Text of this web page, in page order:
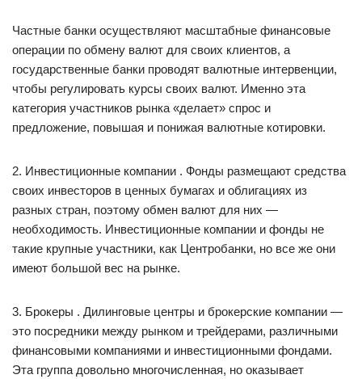
Частные банки осуществляют масштабные финансовые
операции по обмену валют для своих клиентов, а
государственные банки проводят валютные интервенции,
чтобы регулировать курсы своих валют. Именно эта
категория участников рынка «делает» спрос и
предложение, повышая и понижая валютные котировки.
2. Инвестиционные компании . Фонды размещают средства
своих инвесторов в ценных бумагах и облигациях из
разных стран, поэтому обмен валют для них —
необходимость. Инвестиционные компании и фонды не
такие крупные участники, как Центробанки, но все же они
имеют большой вес на рынке.
3. Брокеры . Дилинговые центры и брокерские компании —
это посредники между рынком и трейдерами, различными
финансовыми компаниями и инвестиционными фондами.
Эта группа довольно многочисленная, но оказывает